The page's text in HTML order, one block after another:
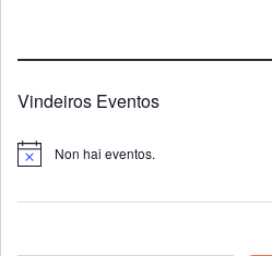
Vindeiros Eventos
Notice Non hai eventos.